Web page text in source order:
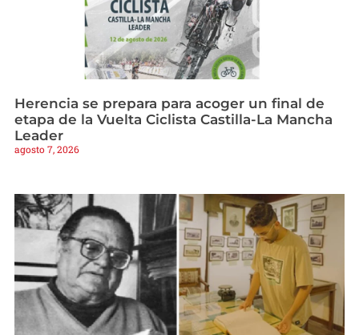
Herencia se prepara para acoger un final de
etapa de la Vuelta Ciclista Castilla-La Mancha
Leader
agosto 7, 2026